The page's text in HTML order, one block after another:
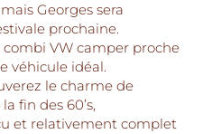
Georges sera
prochaine.
combi VW camper proche
véhicule idéal.
le charme de
fin des 60’s,
et relativement complet